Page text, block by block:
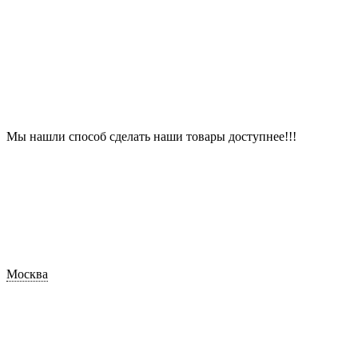
Мы нашли способ сделать наши товары доступнее!!!
Москва